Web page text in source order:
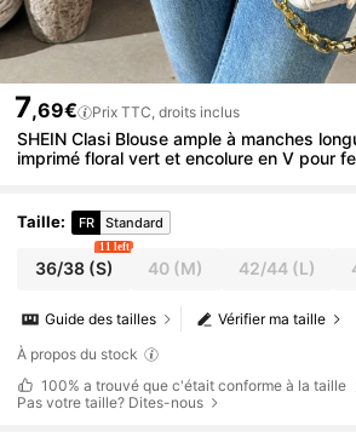
7,69€ Prix TTC, droits inclus
SHEIN Clasi Blouse ample à manches
imprimé floral vert et encolure en V pour
longues
Taille: FR Standard
36/38(S)
11 left
40 (M) 42/44(L)
Vérifier ma taille
Guide des tailles
À propos du stock
100% a trouvé que c'était conforme à la taille
Pas votre taille? Dites-nous